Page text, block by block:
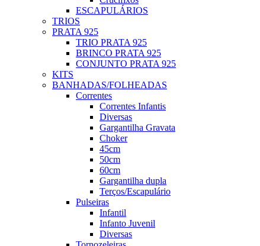
ESCAPULÁRIOS
TRIOS
PRATA 925
TRIO PRATA 925
BRINCO PRATA 925
CONJUNTO PRATA 925
KITS
BANHADAS/FOLHEADAS
Correntes
Correntes Infantis
Diversas
Gargantilha Gravata
Choker
45cm
50cm
60cm
Gargantilha dupla
Terços/Escapulário
Pulseiras
Infantil
Infanto Juvenil
Diversas